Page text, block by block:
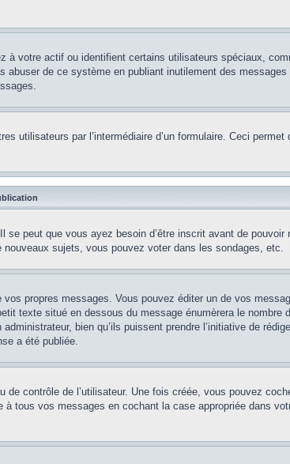
à votre actif ou identifient certains utilisateurs spéciaux,
de ce système en publiant inutilement des messages
par l’intermédiaire d’un formulaire. Ceci permet
peut que vous ayez besoin d’être inscrit avant de
sujets, vous pouvez voter dans les sondages, etc.
propres messages. Vous pouvez éditer un de vos
texte situé en dessous du message énumèrera le nombre
bien qu’ils puissent prendre l’initiative de
a été publiée.
de contrôle de l’utilisateur. Une fois créée, vous pouvez
tous vos messages en cochant la case appropriée dans